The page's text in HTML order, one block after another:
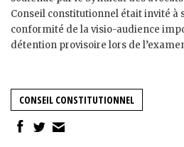
Conseil constitutionnel était invité à
conformité de la visio-audience
détention provisoire lors de
CONSEIL CONSTITUTIONNEL